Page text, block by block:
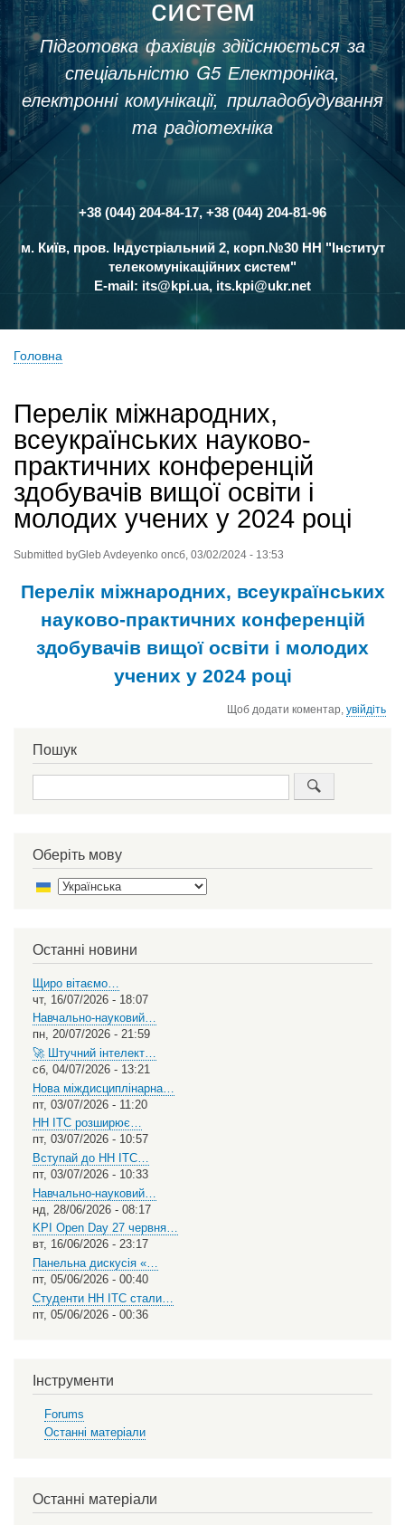
систем
Підготовка фахівців здійснюється за
спеціальністю G5 Електроніка,
електронні комунікації, приладобудування
та радіотехніка
Контакти
+38 (044) 204-84-17, +38 (044) 204-81-96
м. Київ, пров. Індустріальний 2, корп.№30 НН "Інститут
телекомунікаційних систем"
E-mail: its@kpi.ua, its.kpi@ukr.net
Головна
Перелік міжнародних,
всеукраїнських науково-
практичних конференцій
здобувачів вищої освіти і
молодих учених у 2024 році
Submitted byGleb Avdeyenko onсб, 03/02/2024 - 13:53
Перелік міжнародних, всеукраїнських
науково-практичних конференцій
здобувачів вищої освіти і молодих
учених у 2024 році
Щоб додати коментар,увійдіть
Пошук
Оберіть мову
Останні новини
Щиро вітаємо…
чт, 16/07/2026 - 18:07
Навчально-науковий…
пн, 20/07/2026 - 21:59
🚀 Штучний інтелект…
сб, 04/07/2026 - 13:21
Нова міждисциплінарна…
пт, 03/07/2026 - 11:20
НН ІТС розширює…
пт, 03/07/2026 - 10:57
Вступай до НН ІТС…
пт, 03/07/2026 - 10:33
Навчально-науковий…
нд, 28/06/2026 - 08:17
KPI Open Day 27 червня…
вт, 16/06/2026 - 23:17
Панельна дискусія «…
пт, 05/06/2026 - 00:40
Студенти НН ІТС стали…
пт, 05/06/2026 - 00:36
Інструменти
Forums
Останні матеріали
Останні матеріали